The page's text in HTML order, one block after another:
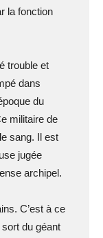
la fonction
trouble et
dans
du
militaire de
sang. Il est
jugée
archipel.
C’est à ce
du géant